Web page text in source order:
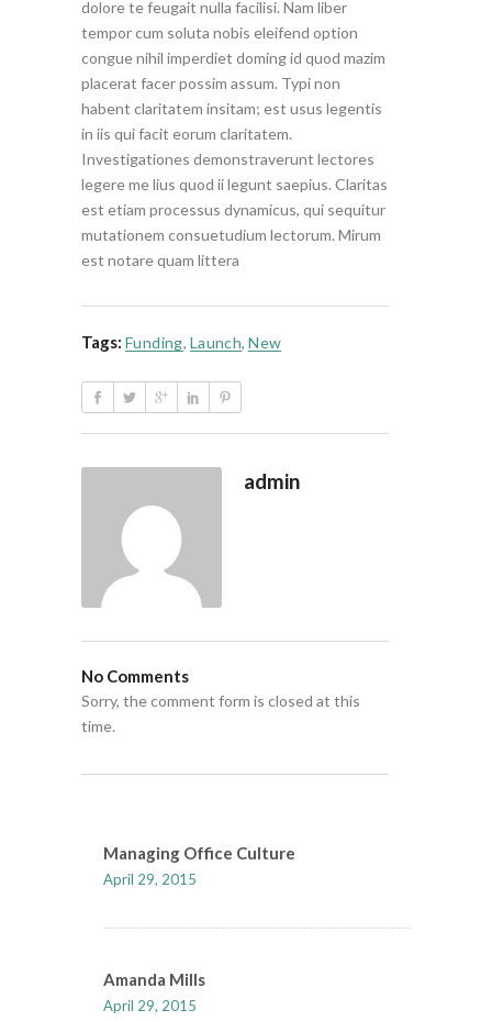
dolore te feugait nulla facilisi. Nam liber
tempor cum soluta nobis eleifend option
congue nihil imperdiet doming id quod mazim
placerat facer possim assum. Typi non
habent claritatem insitam; est usus legentis
in iis qui facit eorum claritatem.
Investigationes demonstraverunt lectores
legere me lius quod ii legunt saepius. Claritas
est etiam processus dynamicus, qui sequitur
mutationem consuetudium lectorum. Mirum
est notare quam littera
Tags: Funding, Launch, New
admin
No Comments
Sorry, the comment form is closed at this
time.
Managing Office Culture
April 29, 2015
Amanda Mills
April 29, 2015